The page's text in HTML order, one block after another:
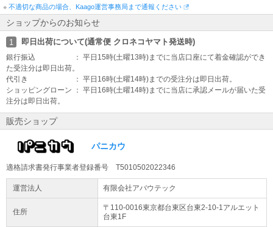
※ 不適切な商品の場合、Kaago運営事務局まで通報ください
ショップからのお知らせ
1 即日出荷について(通常便 クロネコヤマト発送時)
銀行振込 ： 平日15時(土曜13時)までに当店口座にて着金確認ができ
た受注分は即日出荷。
代引き ： 平日16時(土曜14時)までの受注分は即日出荷。
ショッピングローン ： 平日16時(土曜14時)までに当店に承認メールが届いた受
注分は即日出荷。
販売ショップ
パニカウ
適格請求書発行事業者登録番号 T5010502022346
運営法人 有限会社アバウテック
住所 〒110-0016東京都台東区台東2-10-1 アルエット
台東1F